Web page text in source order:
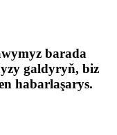
barada
galdyryň, biz
habarlaşarys.